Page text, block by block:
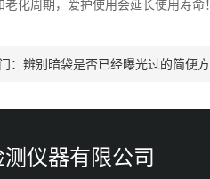
化周期，爱护使用会延长使用寿命
：辨别暗袋是否已经曝光过的简便
仪器有限公司